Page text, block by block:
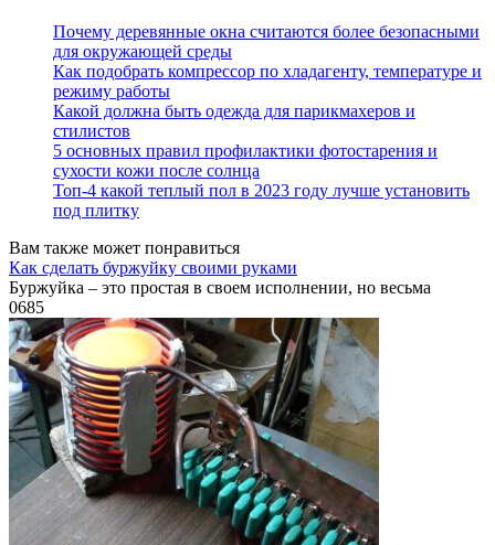
Почему деревянные окна считаются более безопасными
для окружающей среды
Как подобрать компрессор по хладагенту, температуре и
режиму работы
Какой должна быть одежда для парикмахеров и
стилистов
5 основных правил профилактики фотостарения и
сухости кожи после солнца
Топ-4 какой теплый пол в 2023 году лучше установить
под плитку
Вам также может понравиться
Как сделать буржуйку своими руками
Буржуйка – это простая в своем исполнении, но весьма
0685